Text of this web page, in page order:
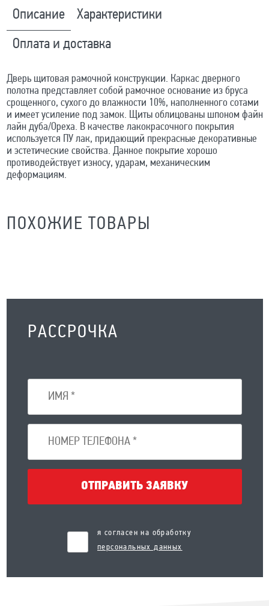
Описание Характеристики
Оплата и доставка
Дверь щитовая рамочной конструкции. Каркас дверного
полотна представляет собой рамочное основание из бруса
срощенного, сухого до влажности 10%, наполненного сотами
и имеет усиление под замок. Щиты облицованы шпоном файн
лайн дуба/Ореха. В качестве лакокрасочного покрытия
используется ПУ лак, придающий прекрасные декоративные
и эстетические свойства. Данное покрытие хорошо
противодействует износу, ударам, механическим
деформациям.
ПОХОЖИЕ ТОВАРЫ
РАССРОЧКА
ОТПРАВИТЬ ЗАЯВКУ
я согласен на обработку
персональных данных